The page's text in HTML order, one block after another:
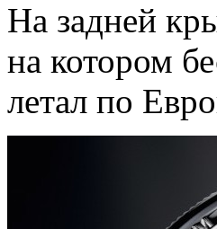
На задней
на котором
летал по